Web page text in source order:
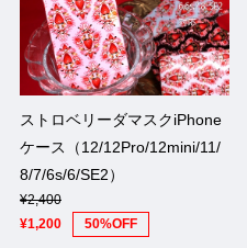
ストロベリーダマスクiPhone
ケース（12/12Pro/12mini/11/
8/7/6s/6/SE2）
¥2,400
¥1,200
50%OFF